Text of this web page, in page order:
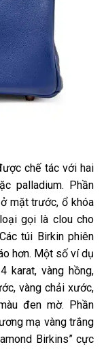
chế tác với hai
palladium. Phần
mặt trước, ổ khóa
gọi là clou cho
túi Birkin phiên
hơn. Một số ví dụ
karat, vàng hồng,
vàng chải xước,
đen mờ. Phần
mạ vàng trắng
Birkins” cực